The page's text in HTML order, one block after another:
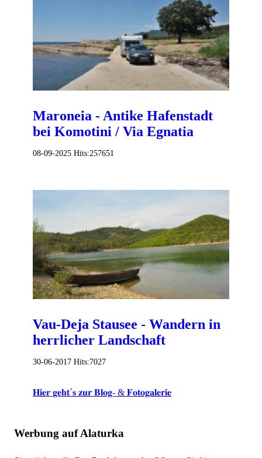
Maroneia - Antike Hafenstadt
bei Komotini / Via Egnatia
08-09-2025 Hits:257651
Vau-Deja Stausee - Wandern in
herrlicher Landschaft
30-06-2017 Hits:7027
𝐇𝐢𝐞𝐫 𝐠𝐞𝐡𝐭´𝐬 𝐳𝐮𝐫 𝐁𝐥𝐨𝐠- & 𝐅𝐨𝐭𝐨𝐠𝐚𝐥𝐞𝐫𝐢𝐞
Werbung auf Alaturka